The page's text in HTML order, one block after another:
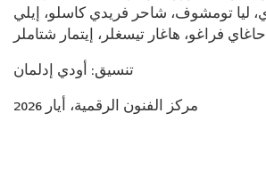
ليا تومشوف، شاحر فريدي كاسلو، إيلي
فراغو، هاغار تيسغلر، إيتمار شتاملر
تنسيق: أودي إدلمان
مركز الفنون الرقمية، أيار 2026